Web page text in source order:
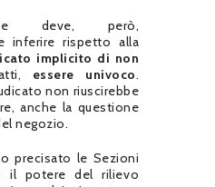
deve, però,
inferire rispetto alla
implicito di non
essere univoco.
non riuscirebbe
anche la questione
negozio.
precisato le Sezioni
il potere del rilievo